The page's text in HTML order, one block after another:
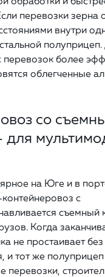
перевозки зерна
внутри
более
облегченные
со
на Юге и в
с
Когда
не простаивает
и тот же
перевозки,